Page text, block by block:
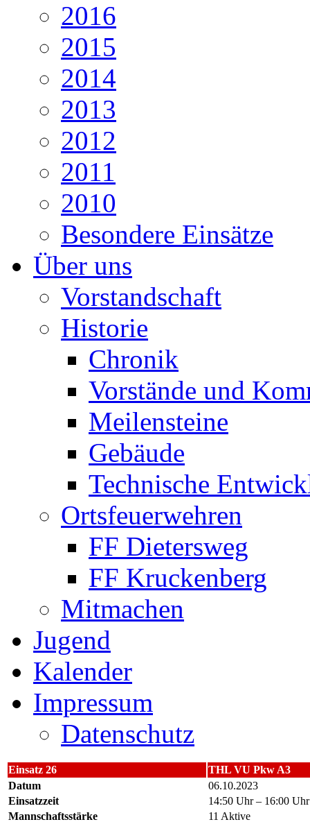
2016
2015
2014
2013
2012
2011
2010
Besondere Einsätze
Über uns
Vorstandschaft
Historie
Chronik
Vorstände und
Meilensteine
Gebäude
Technische
Ortsfeuerwehren
FF Dietersweg
FF Kruckenberg
Mitmachen
Jugend
Kalender
Impressum
Datenschutz
Einsatz 26
THL VU Pkw A3
Datum
06.10.2023
Einsatzzeit
14:50 Uhr – 16:00 Uhr
Mannschaftsstärke
11 Aktive